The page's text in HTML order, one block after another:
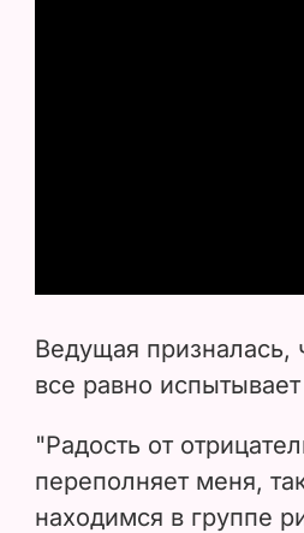
Ведущая призналась,
все равно испытывает
"Радость от
переполняет меня,
находимся в группе